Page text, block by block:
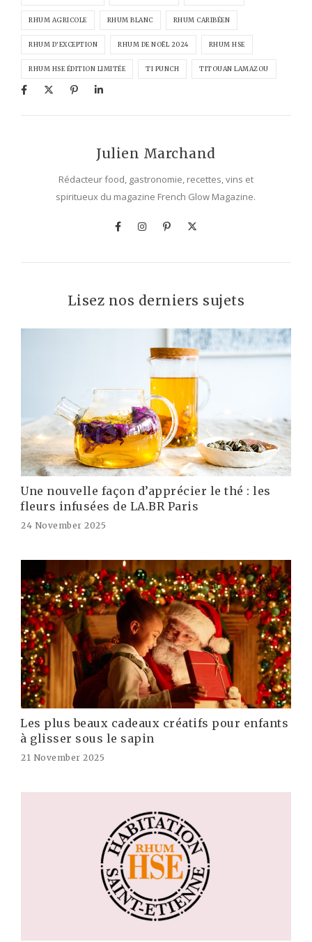
RHUM AGRICOLE RHUM BLANC RHUM CARIBÉEN
RHUM D’EXCEPTION RHUM DE NOËL 2024 RHUM HSE
RHUM HSE ÉDITION LIMITÉE TI PUNCH TITOUAN LAMAZOU
Julien Marchand
Rédacteur food, gastronomie, recettes, vins et
spiritueux du magazine French Glow Magazine.
Lisez nos derniers sujets
Une nouvelle façon d’apprécier le thé : les
fleurs infusées de LA.BR Paris
24 November 2025
Les plus beaux cadeaux créatifs pour enfants
à glisser sous le sapin
21 November 2025